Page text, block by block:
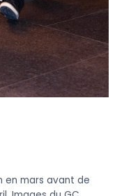
en mars avant de